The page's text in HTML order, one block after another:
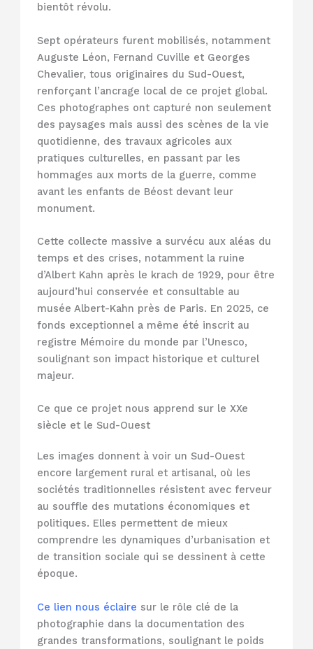
bientôt révolu.
Sept opérateurs furent mobilisés, notamment
Auguste Léon, Fernand Cuville et Georges
Chevalier, tous originaires du Sud-Ouest,
renforçant l’ancrage local de ce projet global.
Ces photographes ont capturé non seulement
des paysages mais aussi des scènes de la vie
quotidienne, des travaux agricoles aux
pratiques culturelles, en passant par les
hommages aux morts de la guerre, comme
avant les enfants de Béost devant leur
monument.
Cette collecte massive a survécu aux aléas du
temps et des crises, notamment la ruine
d’Albert Kahn après le krach de 1929, pour être
aujourd’hui conservée et consultable au
musée Albert-Kahn près de Paris. En 2025, ce
fonds exceptionnel a même été inscrit au
registre Mémoire du monde par l’Unesco,
soulignant son impact historique et culturel
majeur.
Ce que ce projet nous apprend sur le XXe
siècle et le Sud-Ouest
Les images donnent à voir un Sud-Ouest
encore largement rural et artisanal, où les
sociétés traditionnelles résistent avec ferveur
au souffle des mutations économiques et
politiques. Elles permettent de mieux
comprendre les dynamiques d’urbanisation et
de transition sociale qui se dessinent à cette
époque.
Ce lien nous éclaire sur le rôle clé de la
photographie dans la documentation des
grandes transformations, soulignant le poids